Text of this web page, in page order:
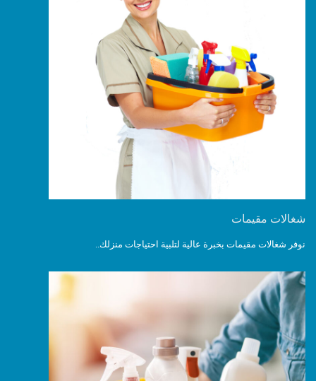
شغالات مقيمات
نوفر شغالات مقيمات بخبرة عالية لتلبية احتياجات منزلك..